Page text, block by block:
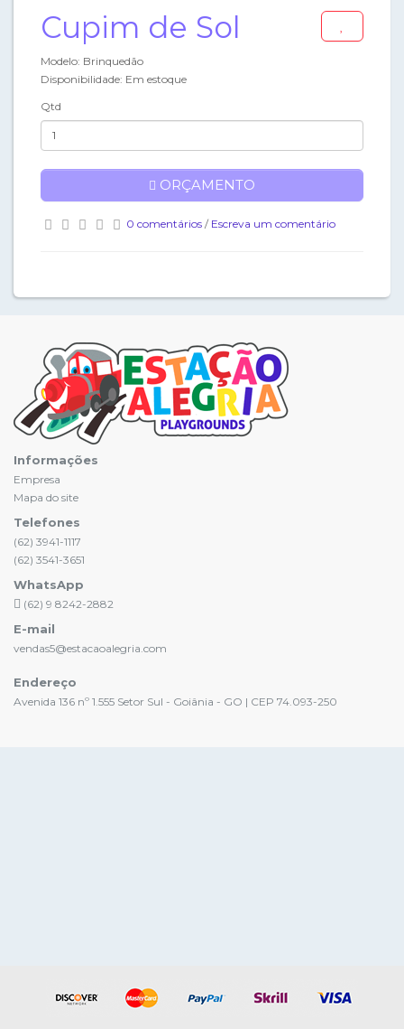
Cupim de Sol
Modelo: Brinquedão
Disponibilidade: Em estoque
Qtd
ORÇAMENTO
0 comentários / Escreva um comentário
Informações
Empresa
Mapa do site
Telefones
(62) 3941-1117
(62) 3541-3651
WhatsApp
(62) 9 8242-2882
E-mail
vendas5@estacaoalegria.com
Endereço
Avenida 136 nº 1.555 Setor Sul - Goiânia - GO | CEP 74.093-250